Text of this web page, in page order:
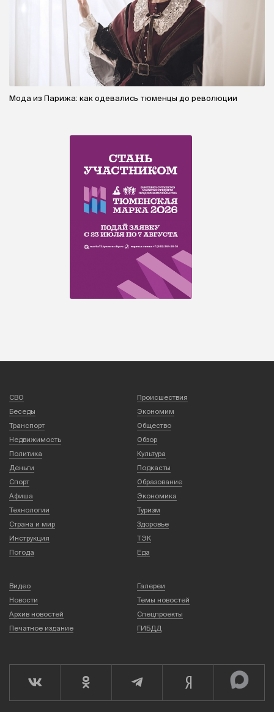
Мода из Парижа: как одевались тюменцы до революции
СВО
Происшествия
Беседы
Экономим
Транспорт
Общество
Недвижимость
Обзор
Политика
Культура
Деньги
Подкасты
Спорт
Образование
Афиша
Экономика
Технологии
Туризм
Страна и мир
Здоровье
Инструкция
ТЭК
Погода
Еда
Видео
Галереи
Новости
Темы новостей
Архив новостей
Спецпроекты
Печатное издание
ГИБДД